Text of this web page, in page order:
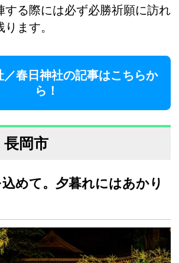
する際には必ず必勝祈願に訪れ
ます。
／春日神社の記事はこちらか
ら！
長岡市
めて。夕暮れにはあかり